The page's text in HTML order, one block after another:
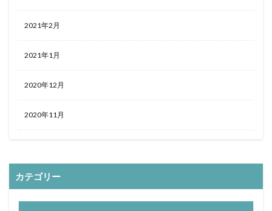
2021年2月
2021年1月
2020年12月
2020年11月
カテゴリー